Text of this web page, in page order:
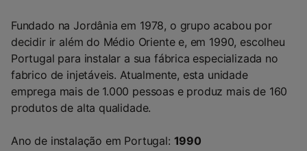
Fundado na Jordânia em 1978, o grupo acabou por
decidir ir além do Médio Oriente e, em 1990, escolheu
Portugal para instalar a sua fábrica especializada no
fabrico de injetáveis. Atualmente, esta unidade
emprega mais de 1.000 pessoas e produz mais de 160
produtos de alta qualidade.
Ano de instalação em Portugal: 1990